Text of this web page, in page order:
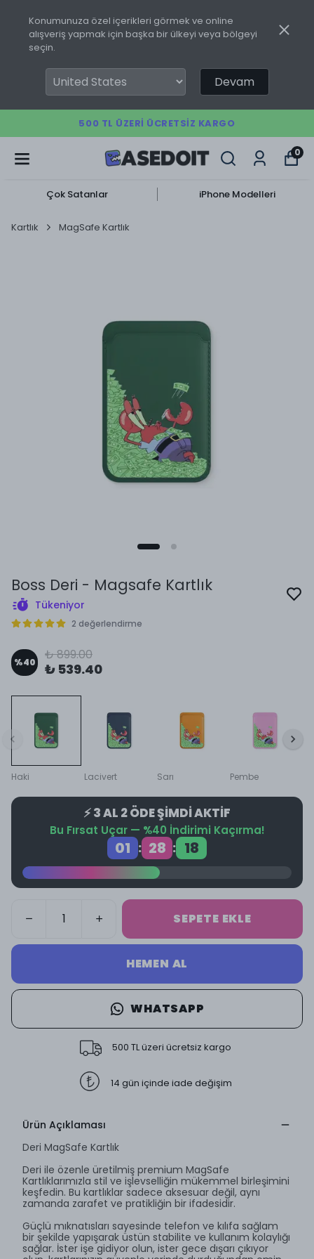
Konumunuza özel içerikleri görmek ve online
alışveriş yapmak için başka bir ülkeyi veya bölgeyi
seçin.
Devam
500 TL ÜZERI ÜCRETSIZ KARGO
0
Çok Satanlar iPhone Modelleri
Kartlık MagSafe Kartlık
Boss Deri - Magsafe Kartlık
Tükeniyor
2 değerlendirme
%40 ₺ 899.00
₺ 539.40
Haki Lacivert Sarı Pembe
⚡ 3 AL 2 ÖDE ŞİMDİ AKTİF
Bu Fırsat Uçar — %40 İndirimi Kaçırma!
01 : 28 : 18
SEPETE EKLE
HEMEN AL
WHATSAPP
500 TL üzeri ücretsiz kargo
14 gün içinde iade değişim
Ürün Açıklaması
Deri MagSafe Kartlık
Deri ile özenle üretilmiş premium MagSafe
Kartlıklarımızla stil ve işlevselliğin mükemmel birleşimini
keşfedin. Bu kartlıklar sadece aksesuar değil, aynı
zamanda zarafet ve pratikliğin bir ifadesidir.
Güçlü mıknatısları sayesinde telefon ve kılıfa sağlam
bir şekilde yapışarak üstün stabilite ve kullanım kolaylığı
sağlar. İster işe gidiyor olun, ister gece dışarı çıkıyor